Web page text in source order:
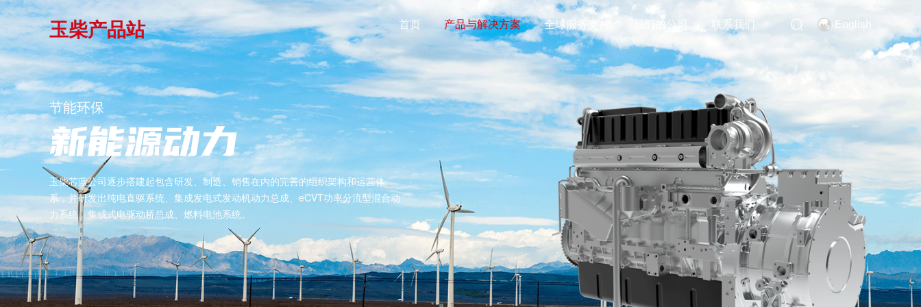
玉柴产品站 English
首页 产品与解决方案 全球服务支持 我们的公司 联系我们
节能环保
新能源动力
玉柴芯蓝公司逐步搭建起包含研发、制造、销售在内的完善的组织架构和运营体
系，并研发出纯电直驱系统、集成发电式发动机动力总成、eCVT功率分流型混合动
力系统、集成式电驱动桥总成、燃料电池系统。